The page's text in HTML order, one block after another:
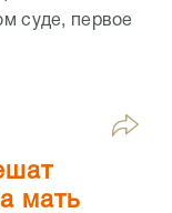
суде, первое
мать